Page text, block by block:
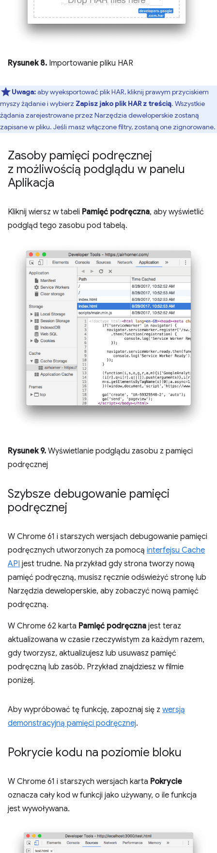
Rysunek 8. Importowanie pliku HAR
Uwaga:aby wyeksportować plik HAR, kliknij prawym przyciskiem
myszy żądanie i wybierz Zapisz jako plik HAR z treścią. Wszystkie
żądania zarejestrowane przez Narzędzia deweloperskie zostaną
zapisane w pliku. Jeśli masz włączone filtry, zostaną one zignorowane.
Zasoby pamięci podręcznej
z możliwością podglądu w panelu
Aplikacja
Kliknij wiersz w tabeli Pamięć podręczna, aby wyświetlić
podgląd tego zasobu pod tabelą.
Rysunek 9. Wyświetlanie podglądu zasobu z pamięci
podręcznej
Szybsze debugowanie pamięci
podręcznej
W Chrome 61 i starszych wersjach debugowanie pamięci
podręcznych utworzonych za pomocą interfejsu Cache
API jest trudne. Na przykład gdy strona tworzy nową
pamięć podręczną, musisz ręcznie odświeżyć stronę lub
Narzędzia deweloperskie, aby zobaczyć nową pamięć
podręczną.
W Chrome 62 karta Pamięć podręczna jest teraz
aktualizowana w czasie rzeczywistym za każdym razem,
gdy tworzysz, aktualizujesz lub usuwasz pamięć
podręczną lub zasób. Przykład znajdziesz w filmie
poniżej.
Aby wypróbować tę funkcję, zapoznaj się z wersją
demonstracyjną pamięci podręcznej.
Pokrycie kodu na poziomie bloku
W Chrome 61 i starszych wersjach karta Pokrycie
oznacza cały kod w funkcji jako używany, o ile funkcja
jest wywoływana.